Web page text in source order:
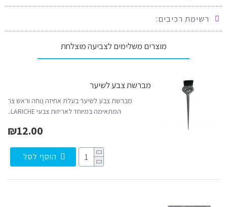
מוצרים משלימים לצביעה מוצלחת
מברשת צבע לשיער
מברשת צבע לשיער בעלת אחיזה נוחה וראש צר
המתאימה במיוחד לאריזות צבעי LARICHE..
₪12.00
הוסף לסל
רשימת רכיבים: